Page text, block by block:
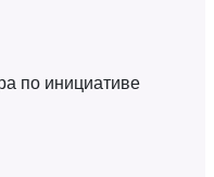
по инициативе